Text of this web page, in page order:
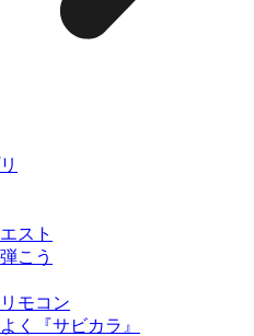
スト
こう
モコン
く『サビカラ』